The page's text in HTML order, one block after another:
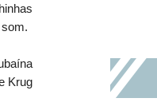
Krug